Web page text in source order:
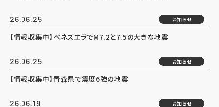
26.06.25 お知らせ
【情報収集中】ベネズエラでM7.2と7.5の大きな地震
26.06.25 お知らせ
【情報収集中】青森県で震度6強の地震
26.06.19 お知らせ